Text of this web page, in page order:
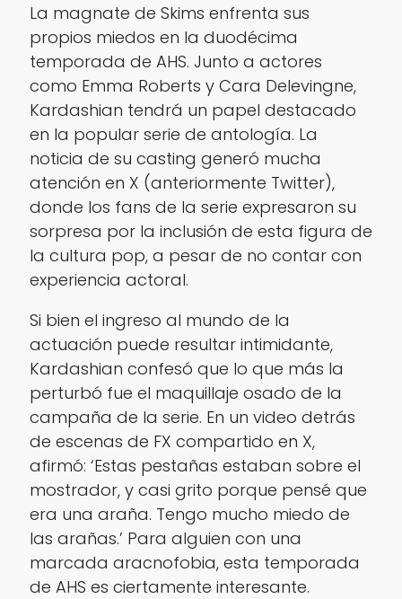
La magnate de Skims enfrenta sus
propios miedos en la duodécima
temporada de AHS. Junto a actores
como Emma Roberts y Cara Delevingne,
Kardashian tendrá un papel destacado
en la popular serie de antología. La
noticia de su casting generó mucha
atención en X (anteriormente Twitter),
donde los fans de la serie expresaron su
sorpresa por la inclusión de esta figura de
la cultura pop, a pesar de no contar con
experiencia actoral.
Si bien el ingreso al mundo de la
actuación puede resultar intimidante,
Kardashian confesó que lo que más la
perturbó fue el maquillaje osado de la
campaña de la serie. En un video detrás
de escenas de FX compartido en X,
afirmó: ‘Estas pestañas estaban sobre el
mostrador, y casi grito porque pensé que
era una araña. Tengo mucho miedo de
las arañas.’ Para alguien con una
marcada aracnofobia, esta temporada
de AHS es ciertamente interesante.